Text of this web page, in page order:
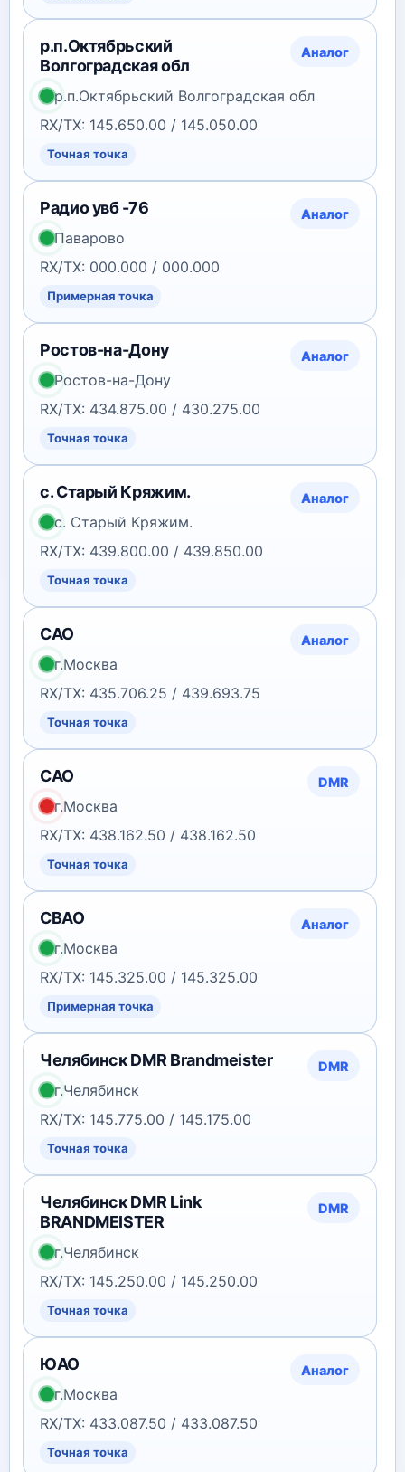
р.п.Октябрьский
Волгоградская обл
Аналог
р.п.Октябрьский Волгоградская обл
RX/TX: 145.650.00 / 145.050.00
Точная точка
Радио увб -76 Аналог
Паварово
RX/TX: 000.000 / 000.000
Примерная точка
Ростов-на-Дону Аналог
Ростов-на-Дону
RX/TX: 434.875.00 / 430.275.00
Точная точка
с. Старый Кряжим. Аналог
с. Старый Кряжим.
RX/TX: 439.800.00 / 439.850.00
Точная точка
САО Аналог
г.Москва
RX/TX: 435.706.25 / 439.693.75
Точная точка
САО DMR
г.Москва
RX/TX: 438.162.50 / 438.162.50
Точная точка
СВАО Аналог
г.Москва
RX/TX: 145.325.00 / 145.325.00
Примерная точка
Челябинск DMR Brandmeister DMR
г.Челябинск
RX/TX: 145.775.00 / 145.175.00
Точная точка
Челябинск DMR Link
BRANDMEISTER
DMR
г.Челябинск
RX/TX: 145.250.00 / 145.250.00
Точная точка
ЮАО Аналог
г.Москва
RX/TX: 433.087.50 / 433.087.50
Точная точка